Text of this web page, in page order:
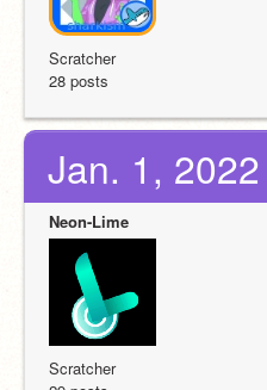
Scratcher
28 posts
Jan. 1,
Neon-Lime
Scratcher